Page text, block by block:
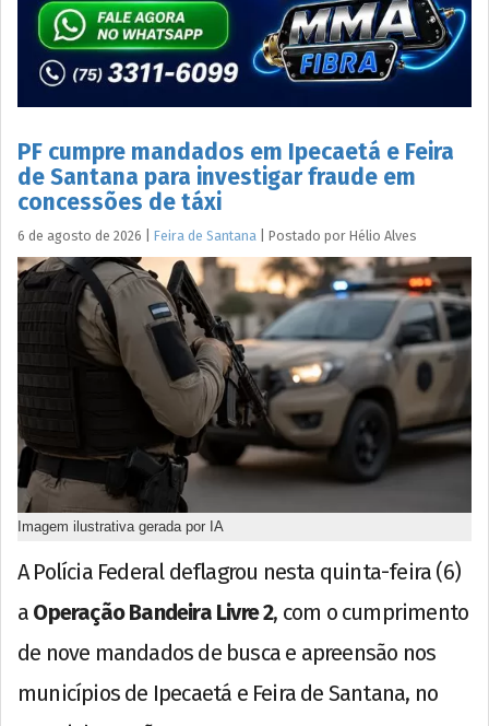
PF cumpre mandados em Ipecaetá e Feira
de Santana para investigar fraude em
concessões de táxi
6 de agosto de 2026 Feira de Santana Postado por Hélio Alves
Imagem ilustrativa gerada por IA
A Polícia Federal deflagrou nesta quinta-feira (6)
a Operação Bandeira Livre 2, com o cumprimento
de nove mandados de busca e apreensão nos
municípios de Ipecaetá e Feira de Santana, no